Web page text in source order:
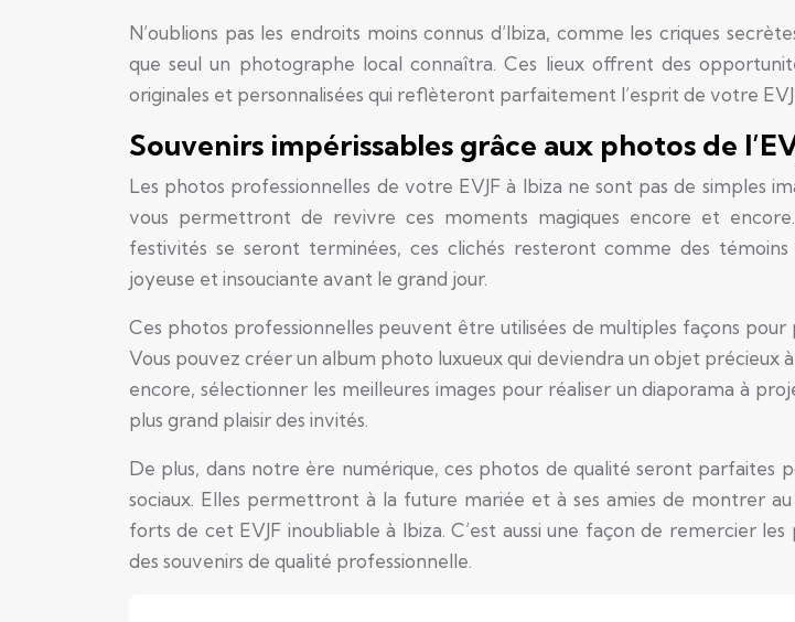
N’oublions pas les endroits moins connus d’Ibiza, comme les criques
que seul un photographe local connaîtra. Ces lieux offrent des
originales et personnalisées qui reflèteront parfaitement l’esprit de votre
Souvenirs impérissables grâce aux photos de
Les photos professionnelles de votre EVJF à Ibiza ne sont pas de simples
vous permettront de revivre ces moments magiques encore et
festivités se seront terminées, ces clichés resteront comme des
joyeuse et insouciante avant le grand jour.
Ces photos professionnelles peuvent être utilisées de multiples façons pour
Vous pouvez créer un album photo luxueux qui deviendra un objet précieux
encore, sélectionner les meilleures images pour réaliser un diaporama à
plus grand plaisir des invités.
De plus, dans notre ère numérique, ces photos de qualité seront parfaites
sociaux. Elles permettront à la future mariée et à ses amies de montrer
forts de cet EVJF inoubliable à Ibiza. C’est aussi une façon de remercier
des souvenirs de qualité professionnelle.